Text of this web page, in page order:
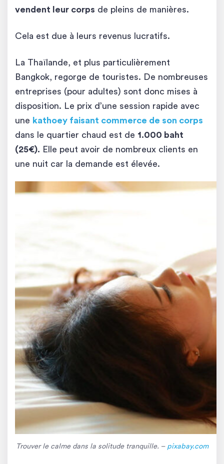
vendent leur corps de pleins de manières.
Cela est due à leurs revenus lucratifs.
La Thaïlande, et plus particulièrement
Bangkok, regorge de touristes. De nombreuses
entreprises (pour adultes) sont donc mises à
disposition. Le prix d’une session rapide avec
une kathoey faisant commerce de son corps
dans le quartier chaud est de 1.000 baht
(25€). Elle peut avoir de nombreux clients en
une nuit car la demande est élevée.
Trouver le calme dans la solitude tranquille. – pixabay.com